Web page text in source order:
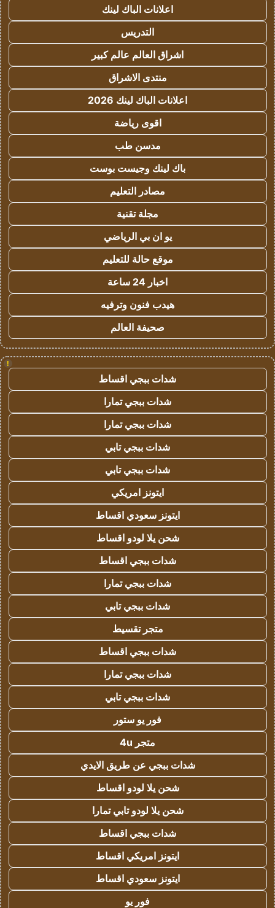
اعلانات الباك لينك
التدريس
اشراق العالم عالم كبير
منتدى الاشراق
اعلانات الباك لينك 2026
اقوى رياضة
مدسن طب
باك لينك وجيست بوست
مصادر التعليم
مجلة تقنية
يو ان بي الرياضي
موقع حالة للتعليم
اخبار 24 ساعة
هيدب فنون وترفيه
صحيفة العالم
!
شدات ببجي اقساط
شدات ببجي تمارا
شدات ببجي تمارا
شدات ببجي تابي
شدات ببجي تابي
ايتونز امريكي
ايتونز سعودي اقساط
شحن يلا لودو اقساط
شدات ببجي اقساط
شدات ببجي تمارا
شدات ببجي تابي
متجر تقسيط
شدات ببجي اقساط
شدات ببجي تمارا
شدات ببجي تابي
فور يو ستور
متجر 4u
شدات ببجي عن طريق الايدي
شحن يلا لودو اقساط
شحن يلا لودو تابي تمارا
شدات ببجي اقساط
ايتونز امريكي اقساط
ايتونز سعودي اقساط
فور يو